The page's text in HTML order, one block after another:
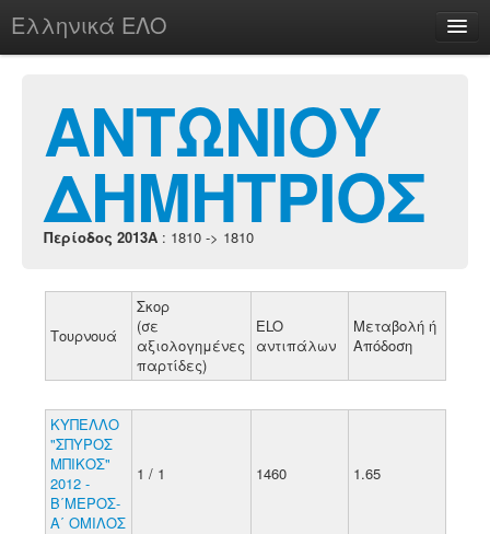
Ελληνικά ΕΛΟ
chesstu.be @ discord
Login
ΑΝΤΩΝΙΟΥ
ΔΗΜΗΤΡΙΟΣ
Περίοδος 2013A : 1810 -> 1810
Τουρνουά
Σκορ
(σε
αξιολογημένες
παρτίδες)
ELO
αντιπάλων
Μεταβολή ή
Απόδοση
ΚΥΠΕΛΛΟ
"ΣΠΥΡΟΣ
ΜΠΙΚΟΣ"
2012 -
Β΄ΜΕΡΟΣ-
Α΄ ΟΜΙΛΟΣ
1 / 1 1460 1.65